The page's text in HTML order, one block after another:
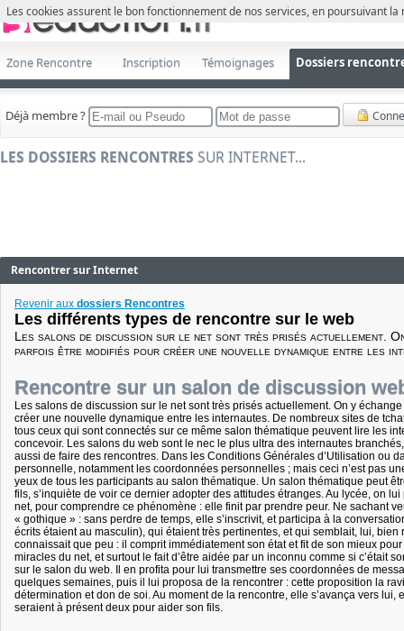
Zone Rencontre Inscription Témoignages Dossiers
Déjà membre ?
LES DOSSIERS RENCONTRES SUR INTERNET...
Rencontrer sur Internet
Revenir aux dossiers Rencontres
Les différents types de rencontre sur le web
Les salons de discussion sur le net sont très prisés actuellement.
parfois être modifiés pour créer une nouvelle dynamique entre les
Rencontre sur un salon de discussion
Les salons de discussion sur le net sont très prisés actuellement. On y
créer une nouvelle dynamique entre les internautes. De nombreux sites de
tous ceux qui sont connectés sur ce même salon thématique peuvent lire les
concevoir. Les salons du web sont le nec le plus ultra des internautes
aussi de faire des rencontres. Dans les Conditions Générales d’Utilisation ou
personnelle, notamment les coordonnées personnelles ; mais ceci n’est pas
yeux de tous les participants au salon thématique. Un salon thématique peut
fils, s’inquiète de voir ce dernier adopter des attitudes étranges. Au lycée, on
net, pour comprendre ce phénomène : elle finit par prendre peur. Ne sachant
« gothique » : sans perdre de temps, elle s’inscrivit, et participa à la
écrits étaient au masculin), qui étaient très pertinentes, et qui semblait, lui,
connaissait que peu : il comprit immédiatement son état et fit de son mieux
miracles du net, et surtout le fait d’être aidée par un inconnu comme si c’était
sur le salon du web. Il en profita pour lui transmettre ses coordonnées de
quelques semaines, puis il lui proposa de la rencontrer : cette proposition la
détermination et don de soi. Au moment de la rencontre, elle s’avança vers lui,
seraient à présent deux pour aider son fils.
Les cookies assurent le bon fonctionnement de nos services, en poursuivant